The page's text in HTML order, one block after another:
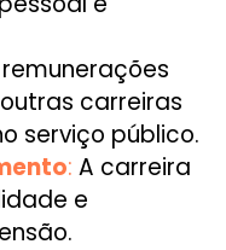
carreiras
serviço público.
: A carreira
e